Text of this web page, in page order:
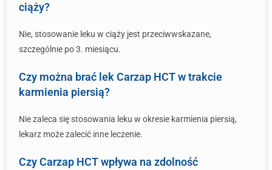
ciąży?
Nie, stosowanie leku w ciąży jest przeciwwskazane,
szczególnie po 3. miesiącu.
Czy można brać lek Carzap HCT w trakcie
karmienia piersią?
Nie zaleca się stosowania leku w okresie karmienia piersią,
lekarz może zalecić inne leczenie.
Czy Carzap HCT wpływa na zdolność